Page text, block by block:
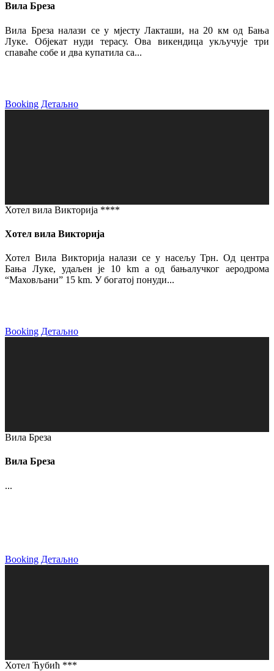
Вила Бреза
Вила Бреза налази се у мјесту Лакташи, на 20 км од Бања
Луке. Објекат нуди терасу. Ова викендица укључује три
спаваће собе и два купатила са...
Booking Детаљно
Хотел вила Викторија ****
Хотел вила Викторија
Хотел Вила Викторија налази се у насељу Трн. Од центра
Бања Луке, удаљен је 10 km а од бањалучког аеродрома
“Маховљани” 15 km. У богатој понуди...
Booking Детаљно
Вила Бреза
Вила Бреза
...
Booking Детаљно
Хотел Ћубић ***